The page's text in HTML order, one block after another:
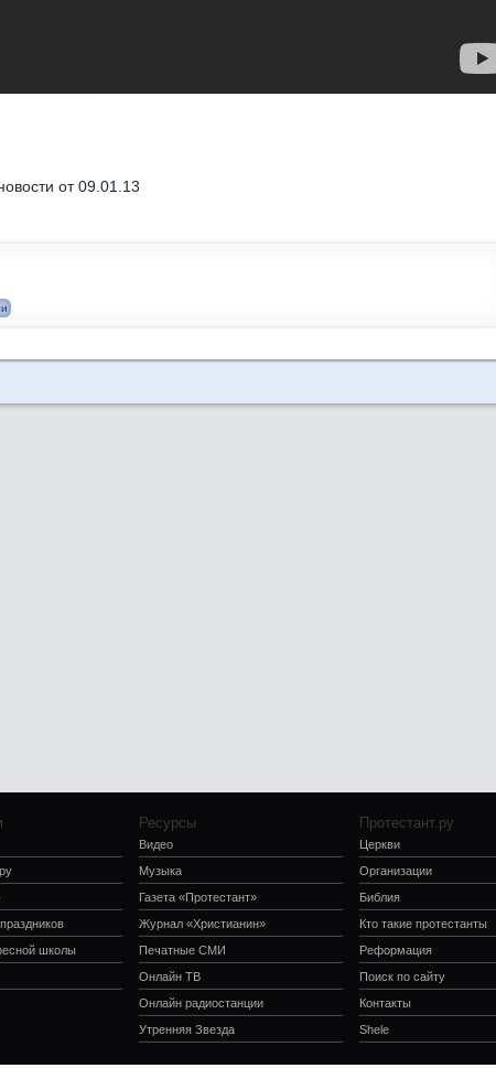
от 09.01.13
школы
Ресурсы
Видео
Музыка
Газета «Протестант»
Журнал «Христианин»
Печатные СМИ
Онлайн ТВ
Онлайн радиостанции
Утренняя Звезда
Протестант.ру
Церкви
Организации
Библия
Кто такие протестанты
Реформация
Поиск по сайту
Контакты
Shele